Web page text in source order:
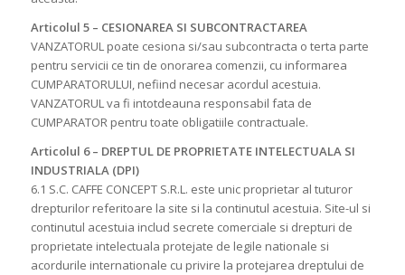
Articolul 5 – CESIONAREA SI SUBCONTRACTAREA
VANZATORUL poate cesiona si/sau subcontracta o terta parte
pentru servicii ce tin de onorarea comenzii, cu informarea
CUMPARATORULUI, nefiind necesar acordul acestuia.
VANZATORUL va fi intotdeauna responsabil fata de
CUMPARATOR pentru toate obligatiile contractuale.
Articolul 6 – DREPTUL DE PROPRIETATE INTELECTUALA SI
INDUSTRIALA (DPI)
6.1 S.C. CAFFE CONCEPT S.R.L. este unic proprietar al tuturor
drepturilor referitoare la site si la continutul acestuia. Site-ul si
continutul acestuia includ secrete comerciale si drepturi de
proprietate intelectuala protejate de legile nationale si
acordurile internationale cu privire la protejarea dreptului de